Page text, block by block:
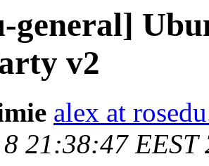
general]
v2
alex at
21:38:47 EEST